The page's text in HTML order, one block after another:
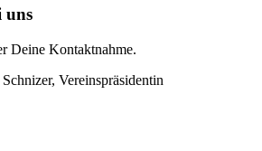
uns
Deine Kontaktnahme.
Vereinspräsidentin